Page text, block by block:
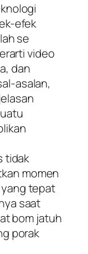
efek
se
video
dan
asalan,
tidak
momen
tepat
saat
bom jatuh
porak